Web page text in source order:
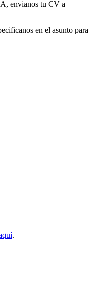
envianos tu CV a
en el asunto para
.